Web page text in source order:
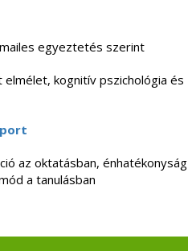
egyeztetés szerint
kognitív pszichológia és
az oktatásban, énhatékonyság
a tanulásban